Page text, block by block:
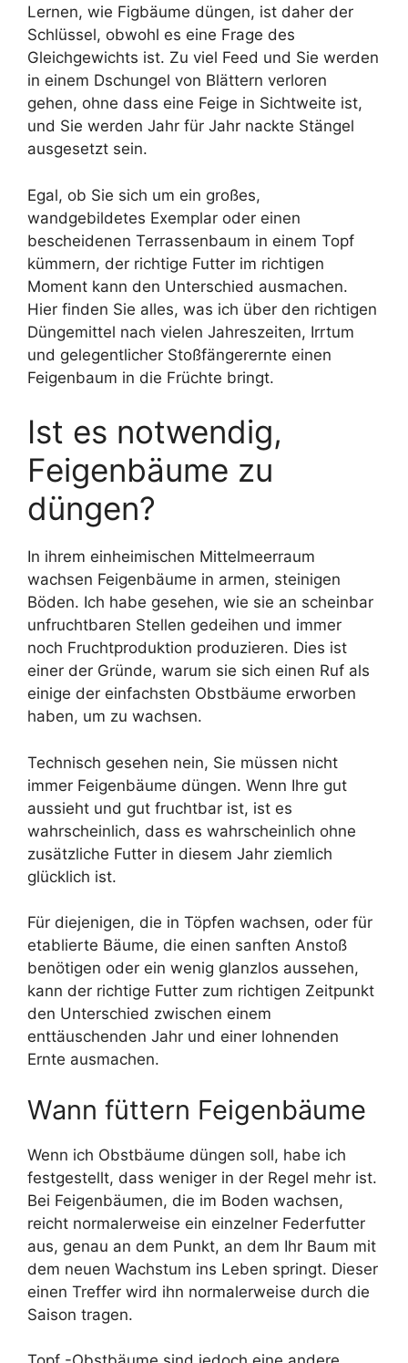
Lernen, wie Figbäume düngen, ist daher der
Schlüssel, obwohl es eine Frage des
Gleichgewichts ist. Zu viel Feed und Sie werden
in einem Dschungel von Blättern verloren
gehen, ohne dass eine Feige in Sichtweite ist,
und Sie werden Jahr für Jahr nackte Stängel
ausgesetzt sein.
Egal, ob Sie sich um ein großes,
wandgebildetes Exemplar oder einen
bescheidenen Terrassenbaum in einem Topf
kümmern, der richtige Futter im richtigen
Moment kann den Unterschied ausmachen.
Hier finden Sie alles, was ich über den richtigen
Düngemittel nach vielen Jahreszeiten, Irrtum
und gelegentlicher Stoßfängerernte einen
Feigenbaum in die Früchte bringt.
Ist es notwendig,
Feigenbäume zu
düngen?
In ihrem einheimischen Mittelmeerraum
wachsen Feigenbäume in armen, steinigen
Böden. Ich habe gesehen, wie sie an scheinbar
unfruchtbaren Stellen gedeihen und immer
noch Fruchtproduktion produzieren. Dies ist
einer der Gründe, warum sie sich einen Ruf als
einige der einfachsten Obstbäume erworben
haben, um zu wachsen.
Technisch gesehen nein, Sie müssen nicht
immer Feigenbäume düngen. Wenn Ihre gut
aussieht und gut fruchtbar ist, ist es
wahrscheinlich, dass es wahrscheinlich ohne
zusätzliche Futter in diesem Jahr ziemlich
glücklich ist.
Für diejenigen, die in Töpfen wachsen, oder für
etablierte Bäume, die einen sanften Anstoß
benötigen oder ein wenig glanzlos aussehen,
kann der richtige Futter zum richtigen Zeitpunkt
den Unterschied zwischen einem
enttäuschenden Jahr und einer lohnenden
Ernte ausmachen.
Wann füttern Feigenbäume
Wenn ich Obstbäume düngen soll, habe ich
festgestellt, dass weniger in der Regel mehr ist.
Bei Feigenbäumen, die im Boden wachsen,
reicht normalerweise ein einzelner Federfutter
aus, genau an dem Punkt, an dem Ihr Baum mit
dem neuen Wachstum ins Leben springt. Dieser
einen Treffer wird ihn normalerweise durch die
Saison tragen.